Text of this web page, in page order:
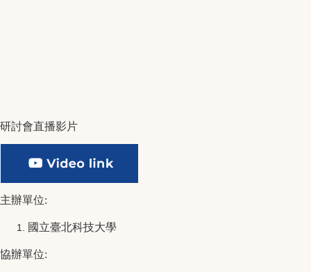
研討會直播影片
主辦單位:
國立臺北科技大學
協辦單位: